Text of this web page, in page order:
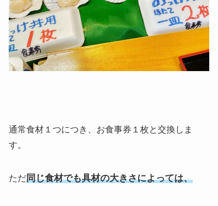
通常食材１つにつき、お食事券１枚と交換しま
す。
ただ同じ食材でも具材の大きさによっては、